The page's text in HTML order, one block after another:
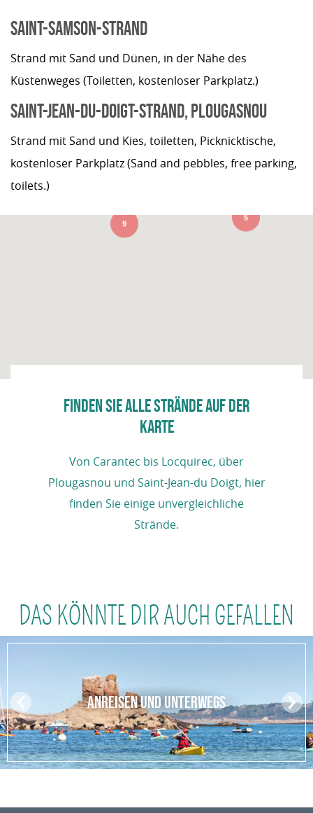
SAINT-SAMSON-STRAND
Strand mit Sand und Dünen, in der Nähe des
Küstenweges (Toiletten, kostenloser Parkplatz.)
SAINT-JEAN-DU-DOIGT-STRAND, PLOUGASNOU
Strand mit Sand und Kies, toiletten, Picknicktische,
kostenloser Parkplatz (Sand and pebbles, free parking,
toilets.)
9
5
FINDEN SIE ALLE STRÄNDE AUF DER
KARTE
Von Carantec bis Locquirec, über
Plougasnou und Saint-Jean-du Doigt, hier
finden Sie einige unvergleichliche
Strände.
DAS KÖNNTE DIR AUCH GEFALLEN
Pr
ev
io
us
ANREISEN UND UNTERWEGS
N
ex
t